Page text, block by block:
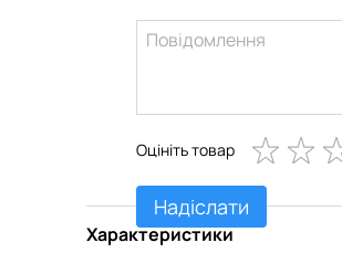
Оцініть товар
Надіслати
Характеристики